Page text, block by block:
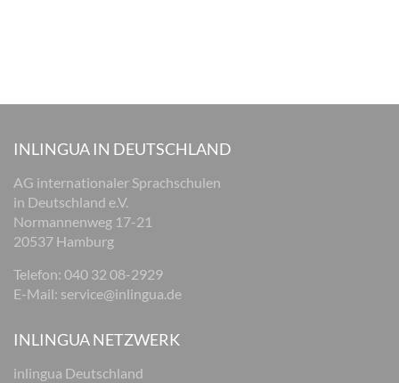
INLINGUA IN DEUTSCHLAND
AG internationaler Sprachschulen
in Deutschland e.V.
Normannenweg 17-21
20537 Hamburg
Telefon: 040 32 08-2929
E-Mail: service@inlingua.de
INLINGUA NETZWERK
inlingua Deutschland